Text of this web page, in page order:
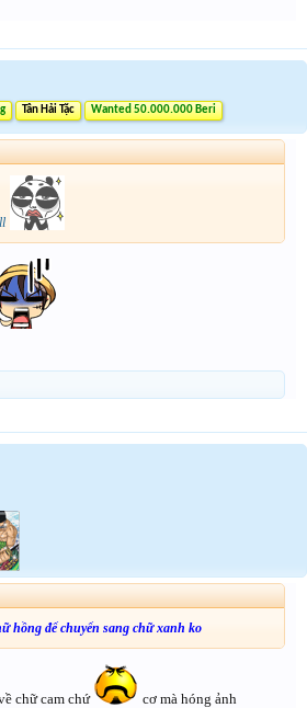
Tân Hải Tặc Wanted 50.000.000 Beri
hồng để chuyển sang chữ xanh ko
chữ cam chứ cơ mà hóng ảnh